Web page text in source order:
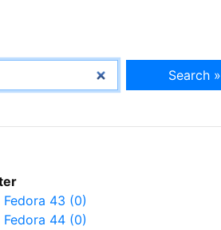
Search »
Fedora 43 (0)
Fedora 44 (0)